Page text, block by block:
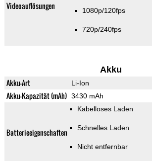
Videoauflösungen 1080p/120fps
720p/240fps
Akku
Akku-Art Li-Ion
Akku-Kapazität (mAh) 3430 mAh
Batterieeigenschaften
Kabelloses Laden
Schnelles Laden
Nicht entfernbar